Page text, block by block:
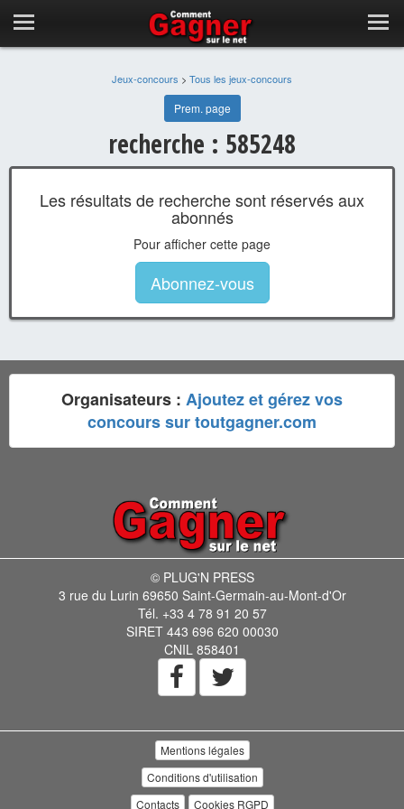
Jeux-concours > Tous les jeux-concours
Prem. page
recherche : 585248
Les résultats de recherche sont réservés aux
abonnés
Pour afficher cette page
Abonnez-vous
Organisateurs : Ajoutez et gérez vos
concours sur toutgagner.com
© PLUG'N PRESS
3 rue du Lurin 69650 Saint-Germain-au-Mont-d'Or
Tél. +33 4 78 91 20 57
SIRET 443 696 620 00030
CNIL 858401
Mentions légales
Conditions d'utilisation
Contacts
Cookies RGPD